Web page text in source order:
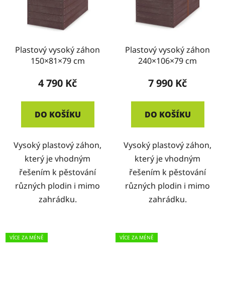
Plastový vysoký záhon
150×81×79 cm
4 790 Kč
DO KOŠÍKU
Vysoký plastový záhon,
který je vhodným
řešením k pěstování
různých plodin i mimo
zahrádku.
Plastový vysoký záhon
240×106×79 cm
7 990 Kč
DO KOŠÍKU
Vysoký plastový záhon,
který je vhodným
řešením k pěstování
různých plodin i mimo
zahrádku.
VÍCE ZA MÉNĚ VÍCE ZA MÉNĚ